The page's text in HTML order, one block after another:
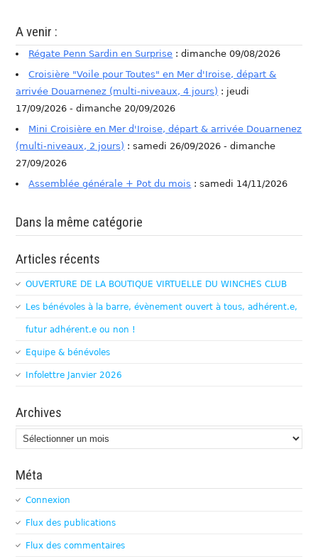
A venir :
Régate Penn Sardin en Surprise : dimanche 09/08/2026
Croisière "Voile pour Toutes" en Mer d'Iroise, départ &
arrivée Douarnenez (multi-niveaux, 4 jours) : jeudi
17/09/2026 - dimanche 20/09/2026
Mini Croisière en Mer d'Iroise, départ & arrivée Douarnenez
(multi-niveaux, 2 jours) : samedi 26/09/2026 - dimanche
27/09/2026
Assemblée générale + Pot du mois : samedi 14/11/2026
Dans la même catégorie
Articles récents
OUVERTURE DE LA BOUTIQUE VIRTUELLE DU WINCHES CLUB
Les bénévoles à la barre, évènement ouvert à tous, adhérent.e,
futur adhérent.e ou non !
Equipe & bénévoles
Infolettre Janvier 2026
Archives
Archives
Méta
Connexion
Flux des publications
Flux des commentaires